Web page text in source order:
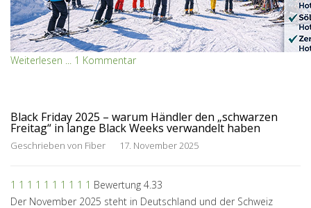
Weiterlesen ... 1 Kommentar
Black Friday 2025 – warum Händler den „schwarzen
Freitag“ in lange Black Weeks verwandelt haben
Geschrieben von Fiber 17. November 2025
1 1 1 1 1 1 1 1 1 1 Bewertung 4.33
Der November 2025 steht in Deutschland und der Schweiz